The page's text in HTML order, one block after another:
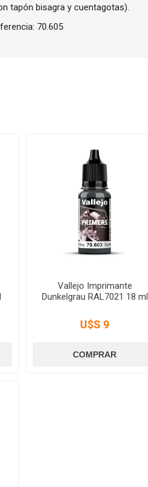
tapón bisagra y cuentagotas).
70.605
Vallejo Imprimante
Dunkelgrau RAL7021 18 ml
U$S 9